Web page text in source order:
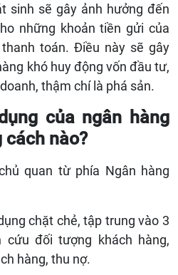
sinh sẽ gây ảnh hưởng đến
những khoản tiền gửi của
toán. Điều này sẽ gây
khó huy động vốn đầu tư,
thậm chí là phá sản.
của ngân hàng
nào?
quan từ phía Ngân hàng
chặt chẻ, tập trung vào 3
cứu đối tượng khách hàng,
hàng, thu nợ.